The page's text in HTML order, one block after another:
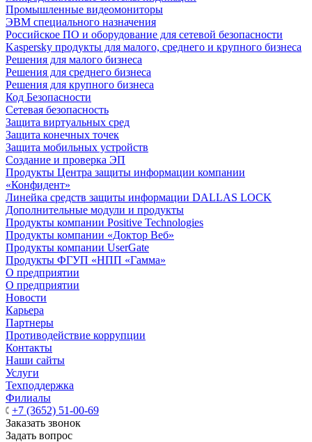
Промышленные видеомониторы
ЭВМ специального назначения
Российское ПО и оборудование для сетевой безопасности
Kaspersky продукты для малого, среднего и крупного бизнеса
Решения для малого бизнеса
Решения для среднего бизнеса
Решения для крупного бизнеса
Код Безопасности
Сетевая безопасность
Защита виртуальных сред
Защита конечных точек
Защита мобильных устройств
Создание и проверка ЭП
Продукты Центра защиты информации компании
«Конфидент»
Линейка средств защиты информации DALLAS LOCK
Дополнительные модули и продукты
Продукты компании Positive Technologies
Продукты компании «Доктор Веб»
Продукты компании UserGate
Продукты ФГУП «НПП «Гамма»
О предприятии
О предприятии
Новости
Карьера
Партнеры
Противодействие коррупции
Контакты
Наши сайты
Услуги
Техподдержка
Филиалы
+7 (3652) 51-00-69
Заказать звонок
Задать вопрос